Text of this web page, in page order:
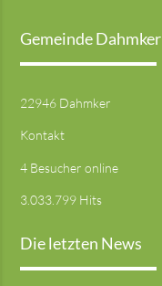
Gemeinde Dahmker
22946 Dahmker
Kontakt
4 Besucher online
3.033.799 Hits
Die letzten News